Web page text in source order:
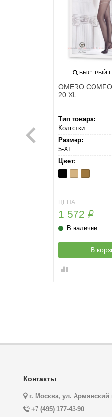
БЫСТРЫЙ
OMERO
20 XL
Тип товара:
Колготки
Размер:
5-XL
Цвет:
Nero
PlayaTe
ЦЕНА:
1 572 Р
В наличии
В
Контакты
г. Москва, ул. Армянский
+7 (495) 177-43-90